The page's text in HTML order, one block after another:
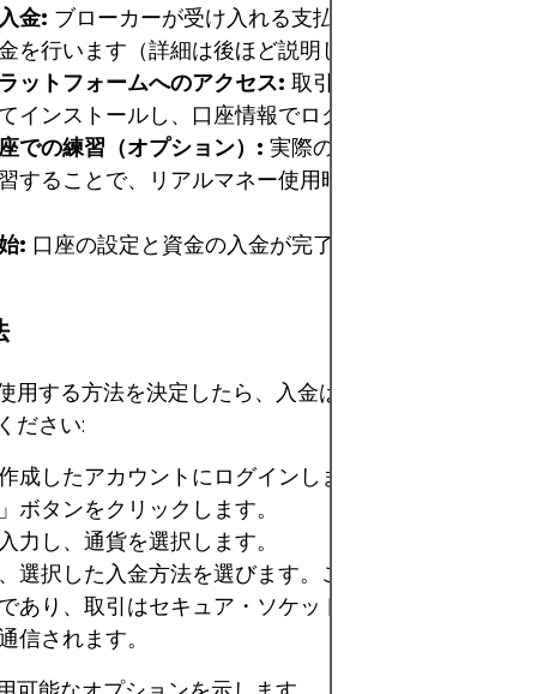
金: ブローカーが受け入れる支払い方法のいずれかを
を行います（詳細は後ほど説明します）。
ットフォームへのアクセス: 取引プラットフォームを
インストールし、口座情報でログインします。
での練習（オプション）: 実際のお金を使う前に仮想
することで、リアルマネー使用時に驚かされること
: 口座の設定と資金の入金が完了したら、取引を開始
用する方法を決定したら、入金は簡単で迅速です。
ださい:
成したアカウントにログインします。
ボタンをクリックします。
力し、通貨を選択します。
選択した入金方法を選びます。これは安全でプライ
あり、取引はセキュア・ソケット・レイヤー（SSL
信されます。